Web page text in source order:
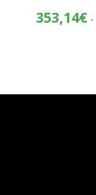
353,14€ -